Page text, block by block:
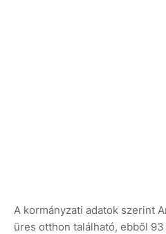
A kormányzati adatok szerint
üres otthon található, ebből